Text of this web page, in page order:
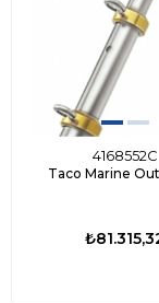
4168552C
Taco Marine